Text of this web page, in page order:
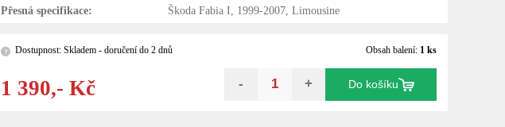
Přesná specifikace:
Škoda Fabia I, 1999-2007, Limousine
? Dostupnost: Skladem - doručení do 2 dnů Obsah balení: 1 ks
1 390,- Kč - + Do košíku